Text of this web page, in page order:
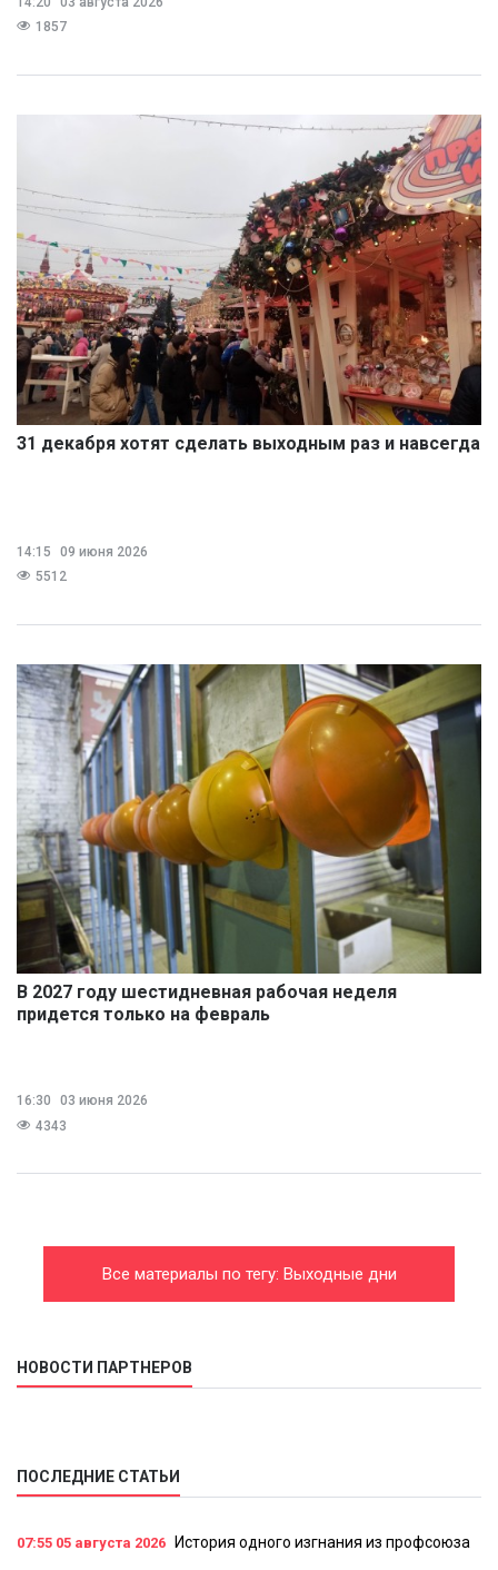
1857
31 декабря хотят сделать выходным раз и навсегда
14:15
09 июня 2026
5512
В 2027 году шестидневная рабочая неделя
придется только на февраль
16:30
03 июня 2026
4343
Все материалы по тегу: Выходные дни
НОВОСТИ ПАРТНЕРОВ
ПОСЛЕДНИЕ СТАТЬИ
07:55 05 августа 2026 История одного изгнания из профсоюза